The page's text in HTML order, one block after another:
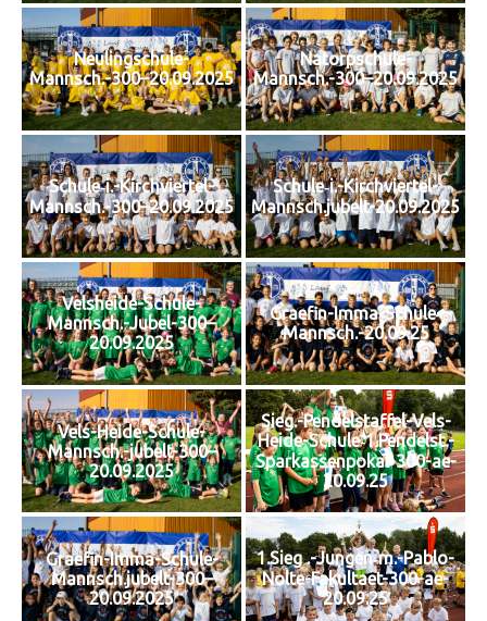
Neulingschule-
Mannsch.-300–20.09.2025
Natorpschule-
Mannsch.-300–20.09.2025
Schule‑i.-Kirchviertel-
Mannsch.-300–20.09.2025
Schule‑i.-Kirchviertel-
Mannsch.jubelt-20.09.2025
Velsheide-Schule-
Mannsch.-Jubel-300–
20.09.2025
Graefin-Imma-Schule-
Mannsch.-20.09.25
Vels-Heide-Schule-
Mannsch.-jubelt-300–
20.09.2025
Sieg.-Pendelstaffel-Vels-
Heide-Schule‑1.Pendelst.-
Sparkassenpokal-300-ae-
20.09.25
Graefin-Imma-Schule-
Mannsch.jubelt-300–
20.09.2025
1.Sieg .-Jungen‑m.-Pablo-
Nolte-Fakultaet-300-ae-
20.09.25